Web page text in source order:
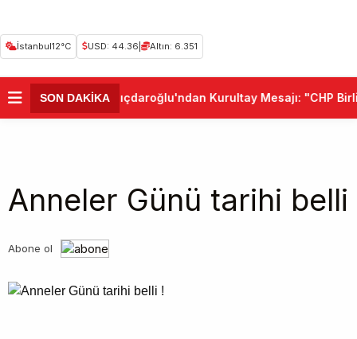
İstanbul12°C USD: 44.36 Altın: 6.351
SON DAKİKA
•Kemal Kılıçdaroğlu'ndan Kurultay Mesajı: "CHP
Anneler Günü tarihi belli
Abone ol